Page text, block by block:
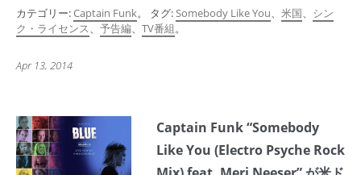
カテゴリー:Captain Funk。 タグ:Somebody Like You、 米国、 シン
ク・ライセンス、 予告編、 TV番組。
Apr 13, 2014
Captain Funk “Somebody
Like You (Electro Psyche Rock